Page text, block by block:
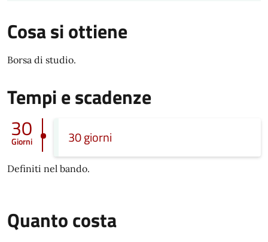
Cosa si ottiene
Borsa di studio.
Tempi e scadenze
30
Giorni 30 giorni
Definiti nel bando.
Quanto costa